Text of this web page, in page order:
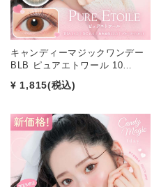
キャンディーマジックワンデー
BLB ピュアエトワール 10…
¥ 1,815(税込)